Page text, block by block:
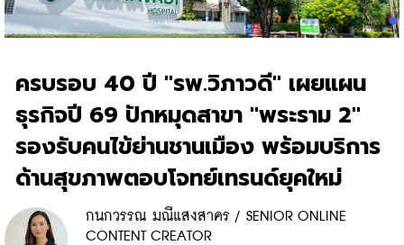
ครบรอบ 40 ปี "รพ.วิภาวดี" เผยแผน
ธุรกิจปี 69 ปักหมุดสาขา "พระราม 2"
รองรับคนไข้ย่านชานเมือง พร้อมบริการ
ด้านสุขภาพตอบโจทย์เทรนด์ยุคใหม่
กนกวรรณ มณีแสงสาคร / SENIOR ONLINE
CONTENT CREATOR